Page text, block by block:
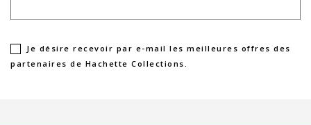
Je désire recevoir par e-mail les meilleures offres des
partenaires de Hachette Collections.